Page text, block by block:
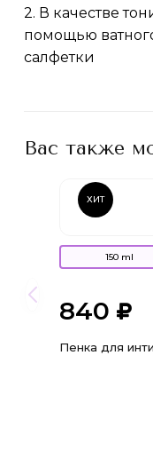
2. В качестве
помощью
салфетки
Вас также
150 ml
ХИТ
840
Пенка для